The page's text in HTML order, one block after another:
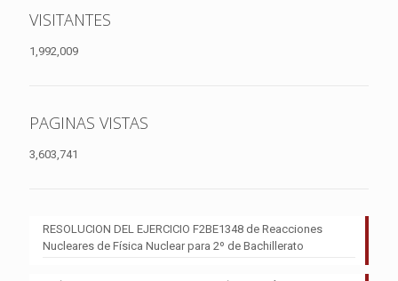
VISITANTES
1,992,009
PAGINAS VISTAS
3,603,741
RESOLUCION DEL EJERCICIO F2BE1348 de Reacciones
Nucleares de Física Nuclear para 2º de Bachillerato